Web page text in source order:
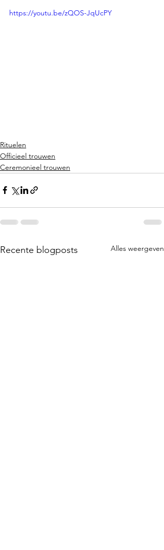
https://youtu.be/zQOS-JqUcPY
Rituelen
Officieel trouwen
Ceremonieel trouwen
Recente blogposts Alles weergeven